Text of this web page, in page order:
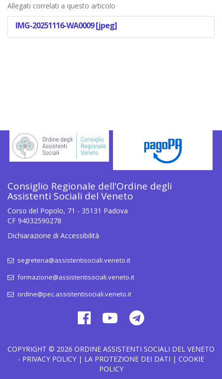
Allegati correlati a questo articolo
IMG-20251116-WA0009 [jpeg]
Consiglio Regionale dell'Ordine degli
Assistenti Sociali del Veneto
Corso del Popolo, 71 - 35131 Padova
CF 94032590278
Dichiarazione di Accessibilità
segreteria@assistentisociali.veneto.it
formazione@assistentisociali.veneto.it
ordine@pec.assistentisociali.veneto.it
COPYRIGHT © 2026 ORDINE ASSISTENTI SOCIALI DEL VENETO
- PRIVACY POLICY | LA PROTEZIONE DEI DATI | COOKIE
POLICY